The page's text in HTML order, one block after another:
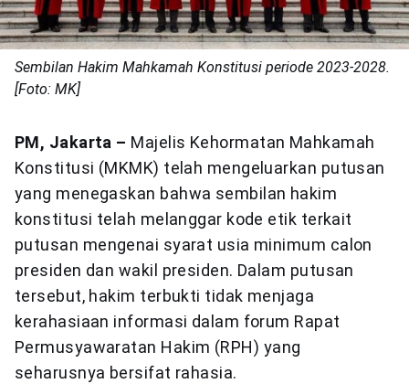
Sembilan Hakim Mahkamah Konstitusi periode 2023-2028.
[Foto: MK]
PM, Jakarta – Majelis Kehormatan Mahkamah
Konstitusi (MKMK) telah mengeluarkan putusan
yang menegaskan bahwa sembilan hakim
konstitusi telah melanggar kode etik terkait
putusan mengenai syarat usia minimum calon
presiden dan wakil presiden. Dalam putusan
tersebut, hakim terbukti tidak menjaga
kerahasiaan informasi dalam forum Rapat
Permusyawaratan Hakim (RPH) yang
seharusnya bersifat rahasia.